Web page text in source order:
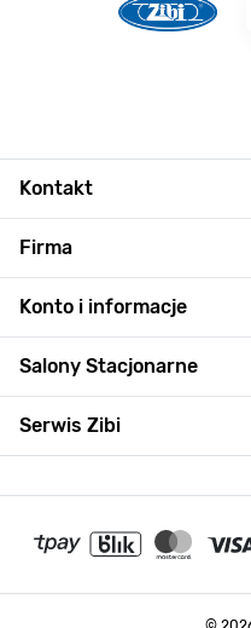
Kontakt
Firma
Konto i informacje
Salony Stacjonarne
Serwis Zibi